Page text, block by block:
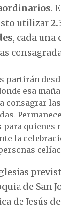
.
utilizar
, cada una
partirán
esa
consagrar
para quienes
la
de San
de Jesús de